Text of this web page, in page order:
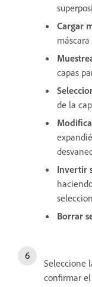
Cargar
capas
de la
Invertir
Borrar
Seleccione
confirmar